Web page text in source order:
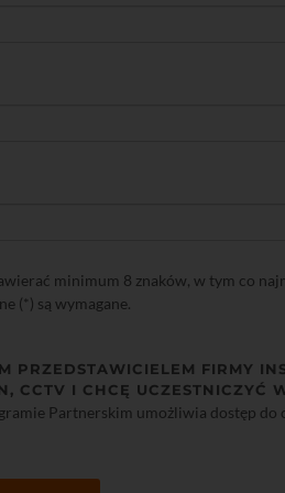
minimum 8 znaków, w tym co
(*) są wymagane.
PRZEDSTAWICIELEM FIRMY
CCTV I CHCĘ UCZESTNICZYĆ
Partnerskim umożliwia dostęp do